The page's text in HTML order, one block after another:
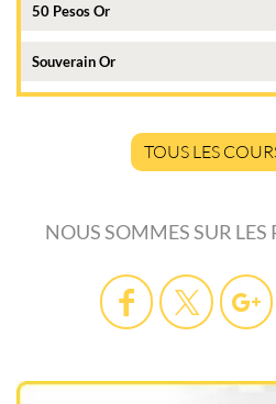
50 Pesos Or
Souverain Or
TOUS LES
NOUS SOMMES SUR LES